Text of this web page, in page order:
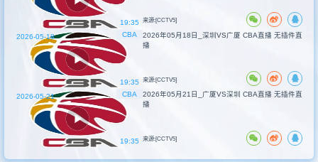
19:35 来源:[CCTV5]
CBA
19:35
2026-05-18
2026年05月18日_深圳VS广厦 CBA直播 无插件直
播
来源:[CCTV5]
CBA
19:35
2026-05-21
2026年05月21日_广厦VS深圳 CBA直播 无插件直
播
来源:[CCTV5]